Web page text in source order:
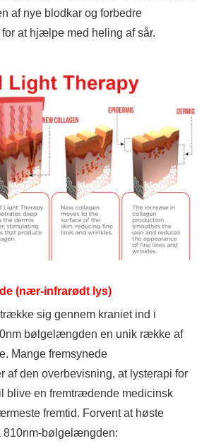
af ​​nye blodkar og forbedre
at hjælpe med heling af sår.
(nær-infrarødt lys)
sig gennem kraniet ind i
bølgelængden en unik række af
Mange fremsynede
af den overbevisning, at lysterapi for
blive en fremtrædende medicinsk
fremtid. Forvent at høste
810nm-bølgelængden: